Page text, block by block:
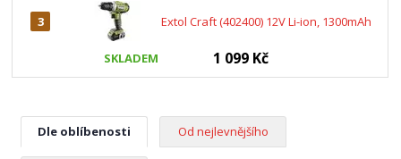
3 Extol Craft (402400) 12V Li-ion, 1300mAh
SKLADEM 1 099 Kč
Dle oblíbenosti Od nejlevnějšího